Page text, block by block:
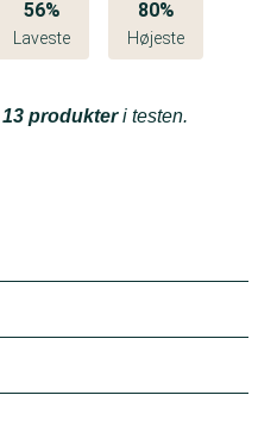
56%
Laveste
80%
Højeste
13 produkteri testen.